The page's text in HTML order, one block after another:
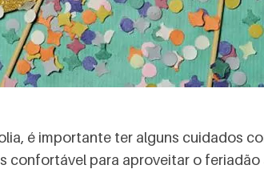
é importante ter alguns cuidados
confortável para aproveitar o